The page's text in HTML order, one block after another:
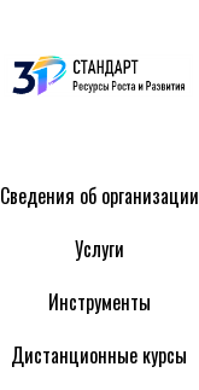
Сведения об организации
Услуги
Инструменты
Дистанционные курсы